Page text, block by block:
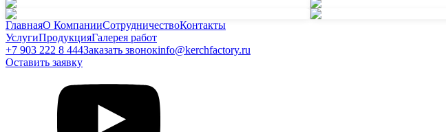
ГлавнаяО КомпанииСотрудничествоКонтакты
УслугиПродукцияГалерея работ
+7 903 222 8 444Заказать звонокinfo@kerchfactory.ru
Оставить заявку